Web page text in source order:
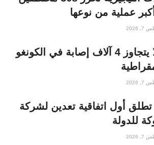
عملية من نوعها
2026
إيبولا يتجاوز 4 آلاف إصابة في الكونغو
2026
تطلق أول اتفاقية تعدين لشركة
للدولة
2026